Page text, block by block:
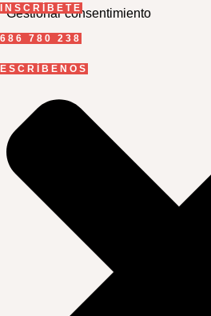
Gestionar consentimiento
INSCRÍBETE
686 780 238
ESCRÍBENOS